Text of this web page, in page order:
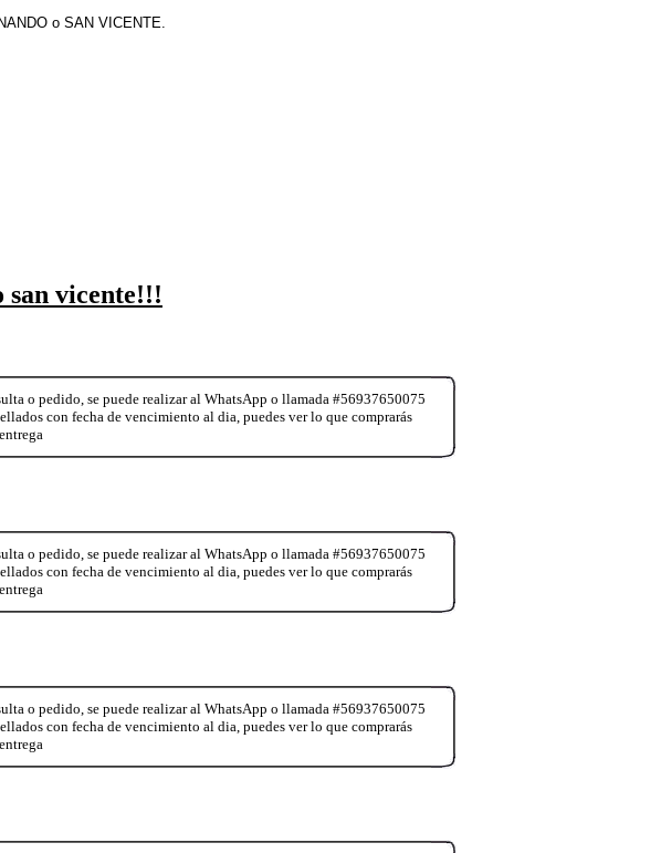
o SAN VICENTE.
san vicente!!!
o pedido, se puede realizar al WhatsApp o llamada #56937650075
con fecha de vencimiento al dia, puedes ver lo que comprarás
o pedido, se puede realizar al WhatsApp o llamada #56937650075
con fecha de vencimiento al dia, puedes ver lo que comprarás
o pedido, se puede realizar al WhatsApp o llamada #56937650075
con fecha de vencimiento al dia, puedes ver lo que comprarás